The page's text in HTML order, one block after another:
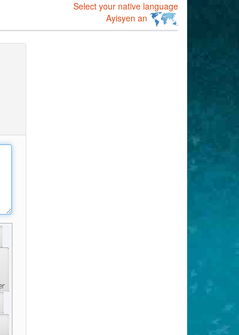
Select your native language
Ayisyen an